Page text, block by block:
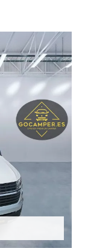
El
precio
actual
es:
59,900.00€.